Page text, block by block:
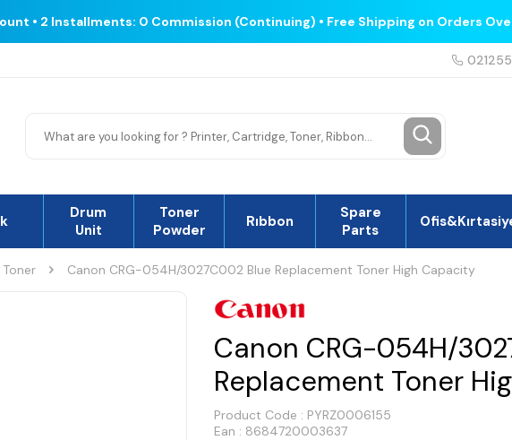
• 2 Installments: 0 Commission (Continuing) • Free Shipping on Orders
Drum
Unit
Toner
Powder
Rıbbon
Spare
Parts
Canon CRG-054H/3027C002 Blue Replacement Toner High Capacity
Canon CRG-054H/
Replacement Toner
Product Code : PYRZ0006155
Ean : 8684720003637